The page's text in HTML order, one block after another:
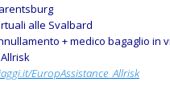
alle Svalbard
+ medico bagaglio in
.it/EuropAssistance_Allrisk